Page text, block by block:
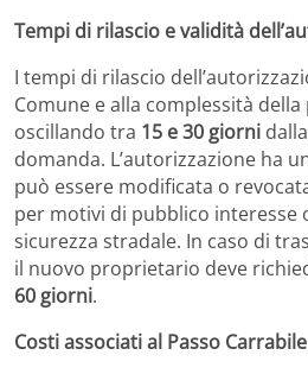
Tempi di rilascio e validità
I tempi di rilascio
Comune e alla complessità
oscillando tra 15 e 30 giorni
domanda. L’autorizzazione ha
può essere modificata o
per motivi di pubblico interesse
sicurezza stradale. In caso di
il nuovo proprietario deve
60 giorni.
Costi associati al Passo Carrabile